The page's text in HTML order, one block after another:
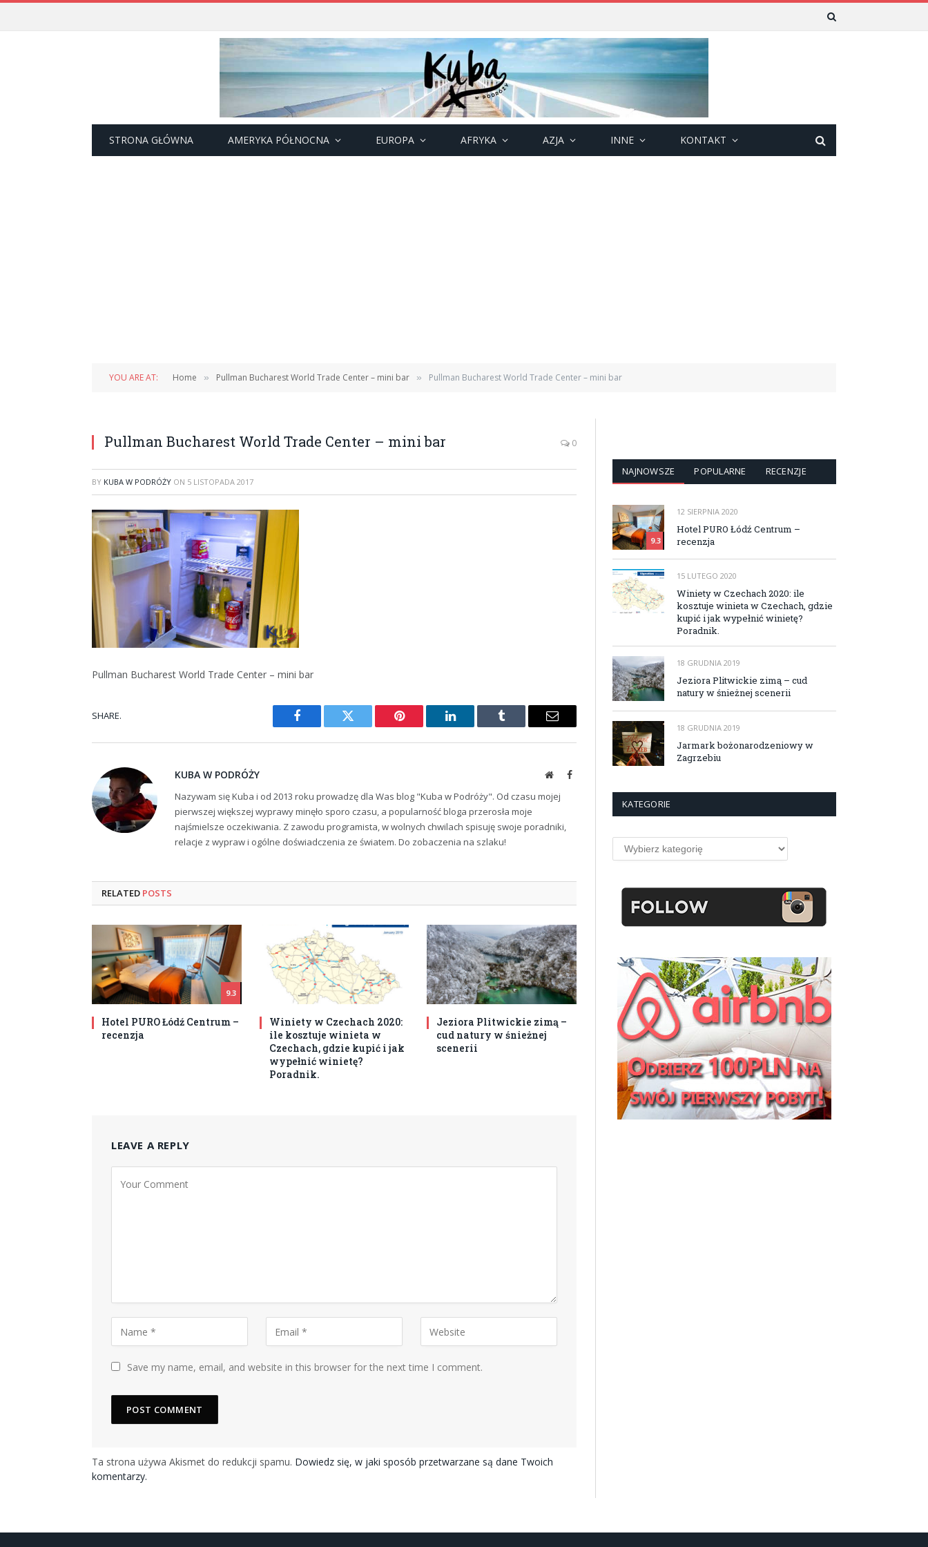
STRONA GŁÓWNA AMERYKA PÓŁNOCNA EUROPA AFRYKA AZJA INNE KONTAKT
YOU ARE AT: Home » Pullman Bucharest World Trade Center – mini bar » Pullman Bucharest World Trade Center – mini bar
Pullman Bucharest World Trade Center – mini bar 0
BY KUBA W PODRÓŻY ON 5 LISTOPADA 2017
Pullman Bucharest World Trade Center – mini bar
SHARE.
Facebook Twitter Pinterest LinkedIn Tumblr Email
KUBA W PODRÓŻY WebsiteFacebook
Nazywam się Kuba i od 2013 roku prowadzę dla Was blog "Kuba w Podróży". Od czasu mojej
pierwszej większej wyprawy minęło sporo czasu, a popularność bloga przerosła moje
najśmielsze oczekiwania. Z zawodu programista, w wolnych chwilach spisuję swoje poradniki,
relacje z wypraw i ogólne doświadczenia ze światem. Do zobaczenia na szlaku!
RELATED POSTS
9.3
Hotel PURO Łódź Centrum –
recenzja
Winiety w Czechach 2020:
ile kosztuje winieta w
Czechach, gdzie kupić i jak
wypełnić winietę?
Poradnik.
Jeziora Plitwickie zimą –
cud natury w śnieżnej
scenerii
LEAVE A REPLY
Save my name, email, and website in this browser for the next time I comment.
Ta strona używa Akismet do redukcji spamu. Dowiedz się, w jaki sposób przetwarzane są dane Twoich
komentarzy.
NAJNOWSZE POPULARNE RECENZJE
9.3
12 SIERPNIA 2020
Hotel PURO Łódź Centrum –
recenzja
15 LUTEGO 2020
Winiety w Czechach 2020: ile
kosztuje winieta w Czechach, gdzie
kupić i jak wypełnić winietę?
Poradnik.
18 GRUDNIA 2019
Jeziora Plitwickie zimą – cud
natury w śnieżnej scenerii
18 GRUDNIA 2019
Jarmark bożonarodzeniowy w
Zagrzebiu
KATEGORIE
Kategorie